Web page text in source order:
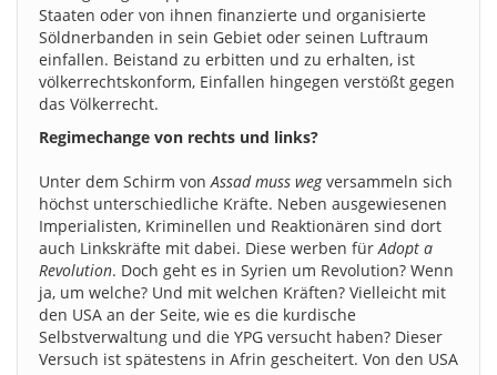
Staaten oder von ihnen finanzierte und organisierte
Söldnerbanden in sein Gebiet oder seinen Luftraum
einfallen. Beistand zu erbitten und zu erhalten, ist
völkerrechtskonform, Einfallen hingegen verstößt gegen
das Völkerrecht.
Regimechange von rechts und links?
Unter dem Schirm vonAssad muss wegversammeln sich
höchst unterschiedliche Kräfte. Neben ausgewiesenen
Imperialisten, Kriminellen und Reaktionären sind dort
auch Linkskräfte mit dabei. Diese werben fürAdopt a
Revolution. Doch geht es in Syrien um Revolution? Wenn
ja, um welche? Und mit welchen Kräften? Vielleicht mit
den USA an der Seite, wie es die kurdische
Selbstverwaltung und die YPG versucht haben? Dieser
Versuch ist spätestens in Afrin gescheitert. Von den USA